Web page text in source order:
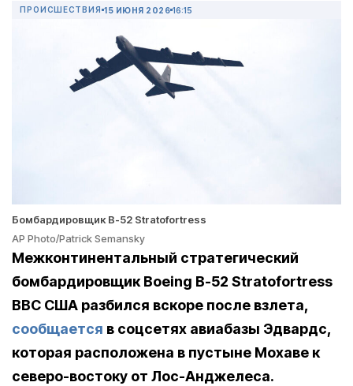
ПРОИСШЕСТВИЯ 15 ИЮНЯ 2026 16:15
Бомбардировщик B-52 Stratofortress
AP Photo/Patrick Semansky
Межконтинентальный стратегический
бомбардировщик Boeing B-52 Stratofortress
ВВС США разбился вскоре после взлета,
сообщается в соцсетях авиабазы Эдвардс,
которая расположена в пустыне Мохаве к
северо-востоку от Лос-Анджелеса.